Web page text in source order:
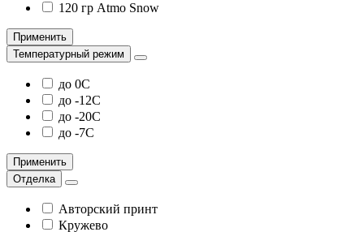
120 гр Atmo Snow
Применить
Температурный режим
до 0С
до -12С
до -20С
до -7С
Применить
Отделка
Авторский принт
Кружево